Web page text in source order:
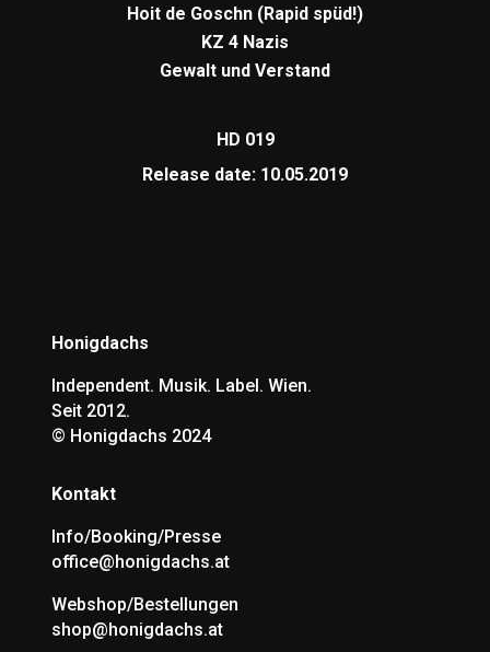
Hoit de Goschn (Rapid spüd!)
KZ 4 Nazis
Gewalt und Verstand
HD 019
Release date: 10.05.2019
Honigdachs
Independent. Musik. Label. Wien.
Seit 2012.
© Honigdachs 2024
Kontakt
Info/Booking/Presse
office@honigdachs.at
Webshop/Bestellungen
shop@honigdachs.at